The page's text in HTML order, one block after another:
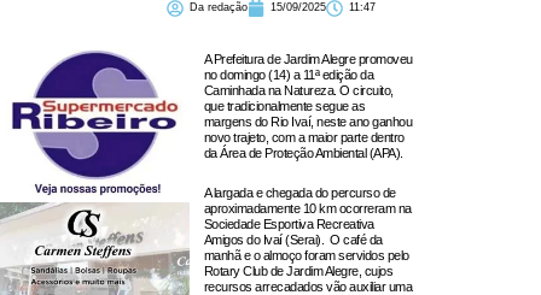
Da redação 15/09/2025 11:47
A Prefeitura de Jardim Alegre promoveu
no domingo (14) a 11ª edição da
Caminhada na Natureza. O circuito,
que tradicionalmente segue as
margens do Rio Ivaí, neste ano ganhou
novo trajeto, com a maior parte dentro
da Área de Proteção Ambiental (APA).
A largada e chegada do percurso de
aproximadamente 10 km ocorreram na
Sociedade Esportiva Recreativa
Amigos do Ivaí (Serai). O café da
manhã e o almoço foram servidos pelo
Rotary Club de Jardim Alegre, cujos
recursos arrecadados vão auxiliar uma